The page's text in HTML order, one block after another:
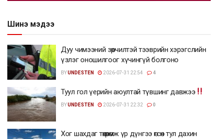
Шинэ мэдээ
Дуу чимээний зөрчилтэй тээврийн хэрэгслийн
үзлэг оношилгоог хүчингүй болгоно
BYUNDESTEN 2026-07-31 22:54 4
Туул гол үерийн аюултай түвшинг давжээ
BYUNDESTEN 2026-07-31 22:32 0
Хог шахдаг төхөөрөмж үр дүнгээ өгсөн тул дахин